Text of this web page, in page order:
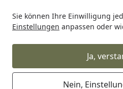
Sie können Ihre Einwilligung
Einstellungen anpassen oder
Ja,
Nein,
Startseite
wedi Zubehör für Wedi
WEDI Tools